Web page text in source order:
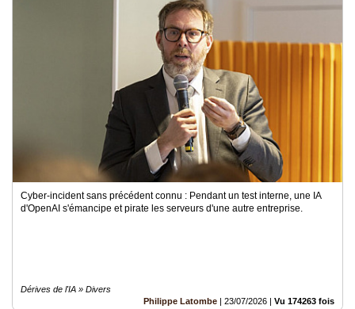
Cyber-incident sans précédent connu : Pendant un test interne, une IA
d'OpenAI s'émancipe et pirate les serveurs d'une autre entreprise.
Dérives de l'IA » Divers
Philippe Latombe | 23/07/2026 | Vu 174263 fois